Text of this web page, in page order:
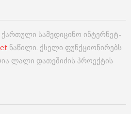
ქართული სამედიცინო ინტერნეტ-
ნაწილი. ქსელი ფუნქციონირებს
ლალი დათეშიძის პროექტის